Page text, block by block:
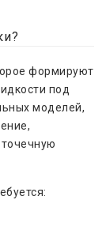
формируют
под
моделей,